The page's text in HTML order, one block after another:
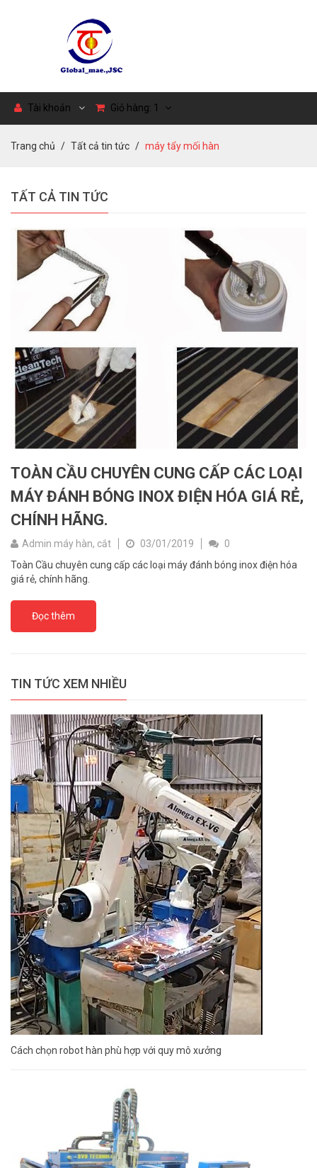
Tài khoản Giỏ hàng: 1
Trang chủ Tất cả tin tức máy tẩy mối hàn
TẤT CẢ TIN TỨC
TOÀN CẦU CHUYÊN CUNG CẤP CÁC LOẠI
MÁY ĐÁNH BÓNG INOX ĐIỆN HÓA GIÁ RẺ,
CHÍNH HÃNG.
Admin máy hàn, cắt 03/01/2019
0
Toàn Cầu chuyên cung cấp các loại máy đánh bóng inox điện hóa
giá rẻ, chính hãng.
Đọc thêm
TIN TỨC XEM NHIỀU
Cách chọn robot hàn phù hợp với quy mô xưởng